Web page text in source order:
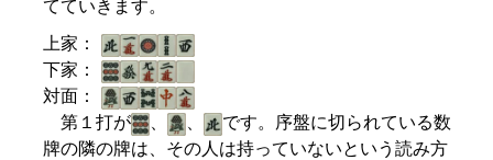
てていきます。
上家：
下家：
対面：
第１打が
、 、
です。序盤に切られている数
牌の隣の牌は、その人は持っていないという読み方